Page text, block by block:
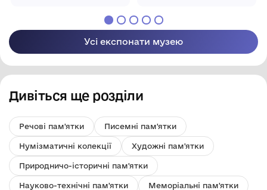
Бахмацької міської
Яременка"
Бахмацької міської
ради
Усі експонати музею
Дивіться ще розділи
Речові пам'ятки Писемні пам'ятки
Нумізматичні колекції Художні пам'ятки
Природничо-історичні пам'ятки
Науково-технічні пам'ятки Меморіальні пам'ятки